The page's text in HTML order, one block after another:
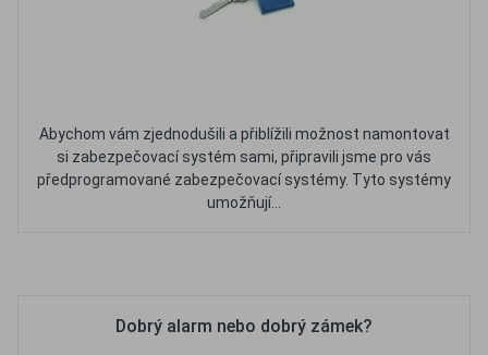
Abychom vám zjednodušili a přiblížili možnost namontovat
si zabezpečovací systém sami, připravili jsme pro vás
předprogramované zabezpečovací systémy. Tyto systémy
umožňují...
Dobrý alarm nebo dobrý zámek?